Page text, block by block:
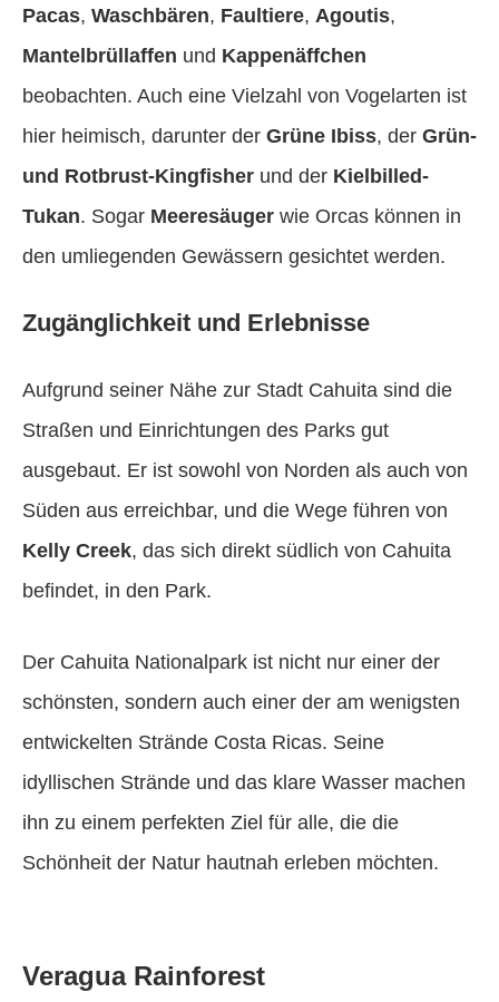
Pacas, Waschbären, Faultiere, Agoutis,
Mantelbrüllaffen und Kappenäffchen
beobachten. Auch eine Vielzahl von Vogelarten ist
hier heimisch, darunter der Grüne Ibiss, der Grün-
und Rotbrust-Kingfisher und der Kielbilled-
Tukan. Sogar Meeresäuger wie Orcas können in
den umliegenden Gewässern gesichtet werden.
Zugänglichkeit und Erlebnisse
Aufgrund seiner Nähe zur Stadt Cahuita sind die
Straßen und Einrichtungen des Parks gut
ausgebaut. Er ist sowohl von Norden als auch von
Süden aus erreichbar, und die Wege führen von
Kelly Creek, das sich direkt südlich von Cahuita
befindet, in den Park.
Der Cahuita Nationalpark ist nicht nur einer der
schönsten, sondern auch einer der am wenigsten
entwickelten Strände Costa Ricas. Seine
idyllischen Strände und das klare Wasser machen
ihn zu einem perfekten Ziel für alle, die die
Schönheit der Natur hautnah erleben möchten.
Veragua Rainforest